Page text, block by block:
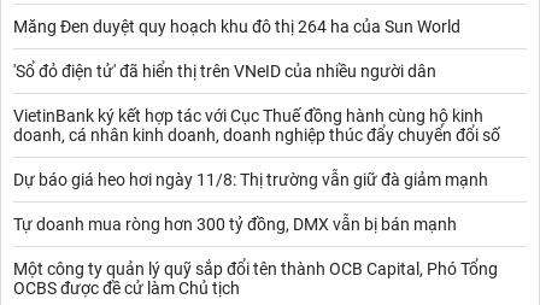
Măng Đen duyệt quy hoạch khu đô thị 264 ha của Sun World
'Sổ đỏ điện tử' đã hiển thị trên VNeID của nhiều người dân
VietinBank ký kết hợp tác với Cục Thuế đồng hành cùng hộ kinh
doanh, cá nhân kinh doanh, doanh nghiệp thúc đẩy chuyển đổi số
Dự báo giá heo hơi ngày 11/8: Thị trường vẫn giữ đà giảm mạnh
Tự doanh mua ròng hơn 300 tỷ đồng, DMX vẫn bị bán mạnh
Một công ty quản lý quỹ sắp đổi tên thành OCB Capital, Phó Tổng
OCBS được đề cử làm Chủ tịch